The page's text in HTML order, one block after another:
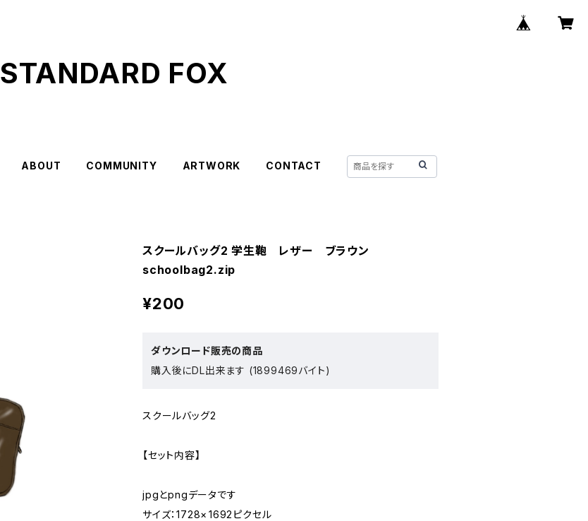
STANDARD FOX
ABOUT COMMUNITY ARTWORK CONTACT
スクールバッグ2 学生鞄 レザー ブラウン
schoolbag2.zip
¥200
ダウンロード販売の商品
購入後にDL出来ます (1899469バイト)
スクールバッグ2
【セット内容】
jpgとpngデータです
サイズ：1728× 1692ピクセル